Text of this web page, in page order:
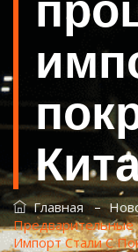
Главная–
Импорт Стали С